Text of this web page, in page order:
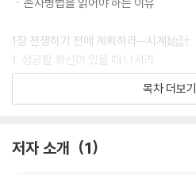
1장 전쟁하기 전에 계획하라─시계始計
1. 성공할 확신이 있을 때 나서라
2. 습관으로 싸우지 마라
목차 더보기
저자 소개 1